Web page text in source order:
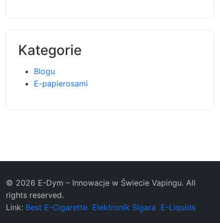
Kategorie
Blogu
E-papierosami
© 2026 E-Dym – Innowacje w Świecie Vapingu. All
rights reserved.
Link: Best E-Cigarette Elektronik Sigara E-Liquids